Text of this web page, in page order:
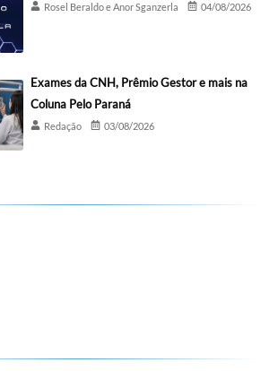
Rosel Beraldo e Anor Sganzerla 04/08/2026
Exames da CNH, Prêmio Gestor e mais na
Coluna Pelo Paraná
Redação 03/08/2026